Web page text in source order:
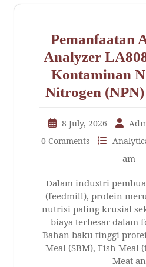
Pemanfaatan
Analyzer
Kontaminan
Nitrogen
8 July, 2026
0 Comments
am
Dalam industri
(feedmill), protein
nutrisi paling krusial
biaya terbesar dalam
Bahan baku tinggi
Meal (SBM), Fish Meal
Meat